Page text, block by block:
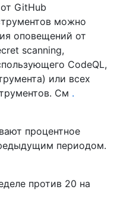
GitHub
можно
оповещений от
scanning,
CodeQL,
или всех
См .
процентное
периодом.
против 20 на